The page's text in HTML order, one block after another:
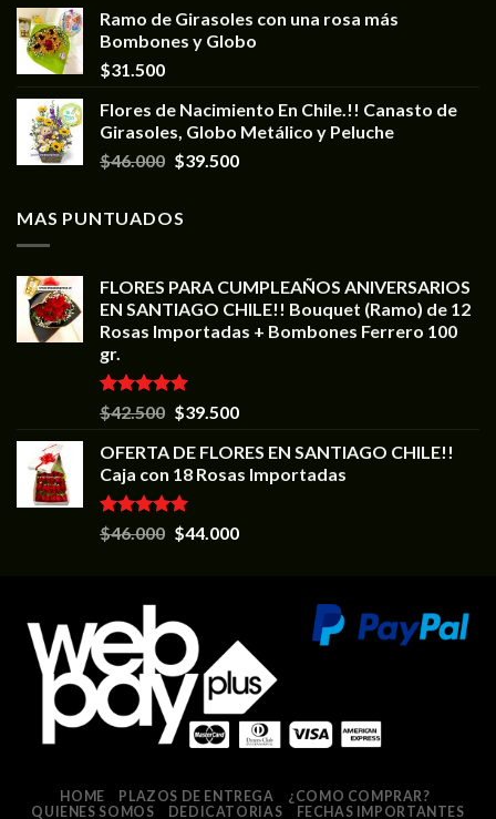
Ramo de Girasoles con una rosa más
Bombones y Globo
$31.500
Flores de Nacimiento En Chile.!! Canasto de
Girasoles, Globo Metálico y Peluche
$46.000 $39.500
MAS PUNTUADOS
FLORES PARA CUMPLEAÑOS ANIVERSARIOS
EN SANTIAGO CHILE!! Bouquet (Ramo) de 12
Rosas Importadas + Bombones Ferrero 100
gr.
Valorado en
5.00
$42.500 $39.500
OFERTA DE FLORES EN SANTIAGO CHILE!!
Caja con 18 Rosas Importadas
Valorado en
5.00
$46.000 $44.000
HOME PLAZOS DE ENTREGA
¿COMO COMPRAR?
QUIENES SOMOS
DEDICATORIAS
FECHAS IMPORTANTES